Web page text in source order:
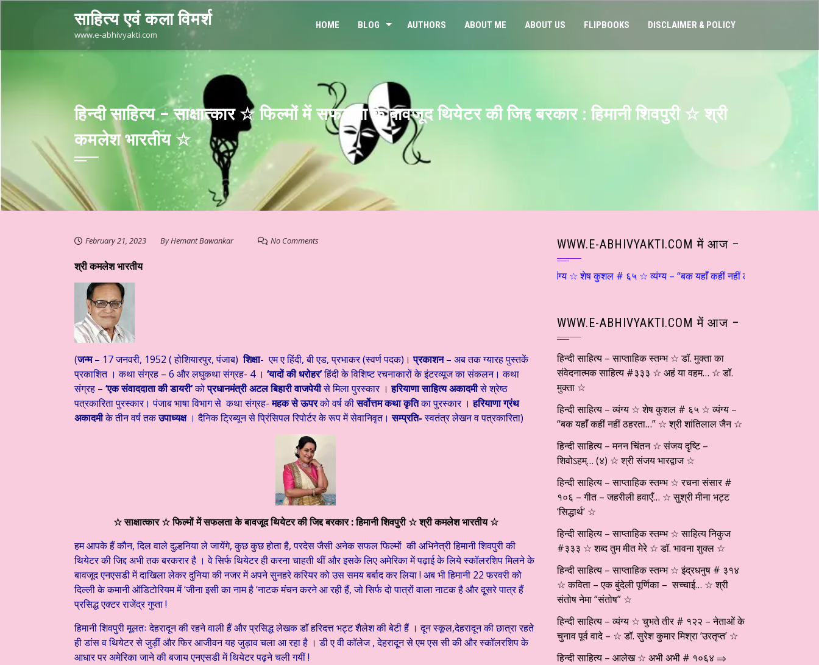
साहित्य एवं कला विमर्श
www.e-abhivyakti.com
HOME BLOG AUTHORS ABOUT ME ABOUT US FLIPBOOKS DISCLAIMER & POLICY
हिन्दी साहित्य – साक्षात्कार ☆ फिल्मों में सफलता के बावजूद थियेटर की जिद्द बरकार : हिमानी शिवपुरी ☆ श्री
कमलेश भारतीय ☆
February 21, 2023 ByHemant Bawankar No Comments
श्री कमलेश भारतीय
(जन्म – 17 जनवरी, 1952 ( होशियारपुर, पंजाब)शिक्षा- एम ए हिंदी, बी एड, प्रभाकर (स्वर्ण पदक)।प्रकाशन – अब तक ग्यारह पुस्तकें
प्रकाशित । कथा संग्रह – 6 और लघुकथा संग्रह- 4 । ‘यादों की धरोहर’हिंदी के विशिष्ट रचनाकारों के इंटरव्यूज का संकलन। कथा
संग्रह – ‘एक संवाददाता की डायरी’कोप्रधानमंत्री अटल बिहारी वाजपेयीसे मिला पुरस्कार ।हरियाणा साहित्य अकादमीसे श्रेष्ठ
पत्रकारिता पुरस्कार। पंजाब भाषा विभाग से कथा संग्रह-महक से ऊपरको वर्ष कीसर्वोत्तम कथा कृतिका पुरस्कार ।हरियाणा ग्रंथ
अकादमीके तीन वर्ष तकउपाध्यक्ष। दैनिक ट्रिब्यून से प्रिंसिपल रिपोर्टर के रूप में सेवानिवृत।सम्प्रति-स्वतंत्र लेखन व पत्रकारिता)
☆ साक्षात्कार ☆ फिल्मों में सफलता के बावजूद थियेटर की जिद्द बरकार : हिमानी शिवपुरी ☆ श्री कमलेश भारतीय ☆
हम आपके हैं कौन, दिल वाले दुल्हनिया ले जायेंगे, कुछ कुछ होता है, परदेस जैसी अनेक सफल फिल्मों की अभिनेत्री हिमानी शिवपुरी की
थियेटर की जिद्द अभी तक बरकरार है । वे सिर्फ थियेटर ही करना चाहती थीं और इसके लिए अमेरिका में पढ़ाई के लिये स्कॉलरशिप मिलने के
बावजूद एनएसडी में दाखिला लेकर दुनिया की नजर में अपने सुनहरे करियर को उस समय बर्बाद कर लिया ! अब भी हिमानी 22 फरवरी को
दिल्ली के कमानी ऑडिटोरियम में ‘जीना इसी का नाम है ‘नाटक मंचन करने आ रही हैं, जो सिर्फ दो पात्रों वाला नाटक है और दूसरे पात्र हैं
प्रसिद्ध एक्टर राजेंद्र गुप्ता !
हिमानी शिवपुरी मूलतः देहरादून की रहने वाली हैं और प्रसिद्ध लेखक डाॅ हरिदत्त भट्ट शैलेश की बेटी हैं । दून स्कूल,देहरादून की छात्रा रहते
ही डांस व थियेटर से जुड़ीं और फिर आजीवन यह जुड़ाव चला आ रहा है । डी ए वी काॅलेज , देहरादून से एम एस सी की और स्कॉलरशिप के
आधार पर अमेरिका जाने की बजाय एनएसडी में थियेटर पढ़ने चली गयीं !
WWW.E-ABHIVYAKTI.COM में आज –
हिन्दी साहित्य – साप्ताहिक स्तम्भ ☆ डॉ. मुक्ता का संवेदनात्मक साहित्य #३३३ ☆ अहं या वहम… ☆ डॉ. मुक्ता ☆ हिन्दी साहित्य – व्यंग्य ☆ शेष कुशल # ६५ ☆ व्यंग्य – “बक यहाँ कहीं नहीं ठहरता…” ☆ श्री शांतिलाल
WWW.E-ABHIVYAKTI.COM में आज –
हिन्दी साहित्य – साप्ताहिक स्तम्भ ☆ डॉ. मुक्ता का
संवेदनात्मक साहित्य #३३३ ☆ अहं या वहम… ☆ डॉ.
मुक्ता ☆
हिन्दी साहित्य – व्यंग्य ☆ शेष कुशल # ६५ ☆ व्यंग्य –
“बक यहाँ कहीं नहीं ठहरता…” ☆ श्री शांतिलाल जैन ☆
हिन्दी साहित्य – मनन चिंतन ☆ संजय दृष्टि –
शिवोऽहम्… (४) ☆ श्री संजय भारद्वाज ☆
हिन्दी साहित्य – साप्ताहिक स्तम्भ ☆ रचना संसार #
१०६ – गीत – जहरीली हवाएँ… ☆ सुश्री मीना भट्ट
‘सिद्धार्थ’ ☆
हिन्दी साहित्य – साप्ताहिक स्तम्भ ☆ साहित्य निकुज
#३३३ ☆ शब्द तुम मीत मेरे ☆ डॉ. भावना शुक्ल ☆
हिन्दी साहित्य – साप्ताहिक स्तम्भ ☆ इंद्रधनुष # ३१४
☆ कविता – एक बुंदेली पूर्णिका – सच्चाई… ☆ श्री
संतोष नेमा “संतोष” ☆
हिन्दी साहित्य – व्यंग्य ☆ चुभते तीर # १२२ – नेताओं के
चुनाव पूर्व वादे – ☆ डॉ. सुरेश कुमार मिश्रा ‘उरतृप्त’ ☆
हिन्दी साहित्य – आलेख ☆ अभी अभी # १०६४ ⇒